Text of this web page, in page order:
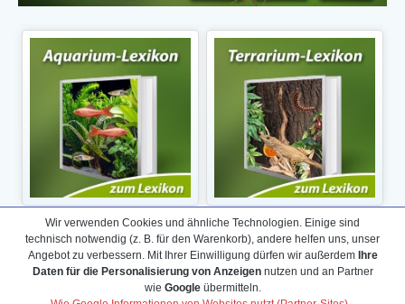
Wir verwenden Cookies und ähnliche Technologien. Einige sind
technisch notwendig (z. B. für den Warenkorb), andere helfen uns, unser
Angebot zu verbessern. Mit Ihrer Einwilligung dürfen wir außerdem Ihre
Daten für die Personalisierung von Anzeigennutzen und an Partner
wie Googleübermitteln.